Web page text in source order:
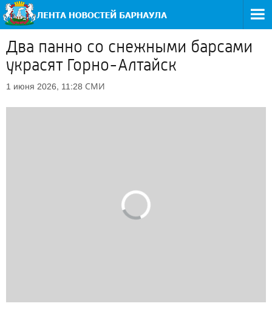
Два панно со снежными барсами
украсят Горно-Алтайск
1 июня 2026, 11:28 СМИ